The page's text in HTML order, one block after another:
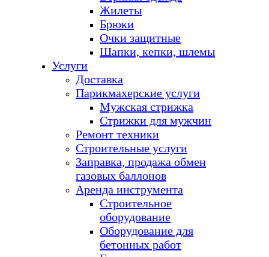
Жилеты
Брюки
Очки защитные
Шапки, кепки, шлемы
Услуги
Доставка
Парикмахерские услуги
Мужская стрижка
Стрижки для мужчин
Ремонт техники
Строительные услуги
Заправка, продажа обмен
газовых баллонов
Аренда инструмента
Строительное
оборудование
Оборудование для
бетонных работ